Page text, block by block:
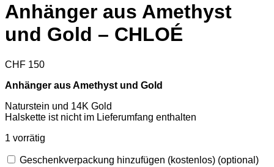
Anhänger aus Amethyst
und Gold – CHLOÉ
CHF 150
Anhänger aus Amethyst und Gold
Naturstein und 14K Gold
Halskette ist nicht im Lieferumfang enthalten
1 vorrätig
Geschenkverpackung hinzufügen (kostenlos) (optional)